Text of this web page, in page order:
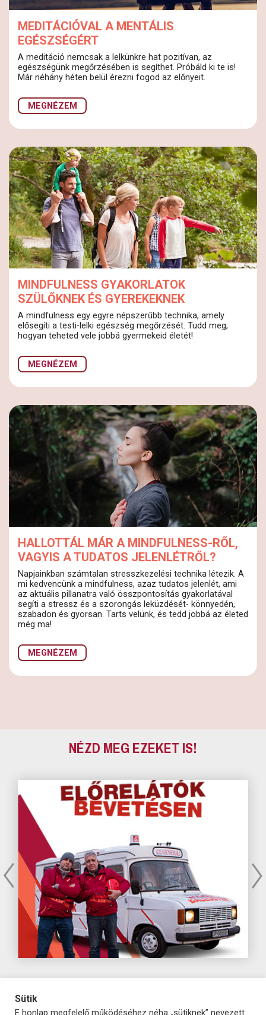
MEDITÁCIÓVAL A MENTÁLIS
EGÉSZSÉGÉRT
A meditáció nemcsak a lelkünkre hat pozitívan, az
egészségünk megőrzésében is segíthet. Próbáld ki te is!
Már néhány héten belül érezni fogod az előnyeit.
MEGNÉZEM
MINDFULNESS GYAKORLATOK
SZÜLŐKNEK ÉS GYEREKEKNEK
A mindfulness egy egyre népszerűbb technika, amely
elősegíti a testi-lelki egészség megőrzését. Tudd meg,
hogyan teheted vele jobbá gyermekeid életét!
MEGNÉZEM
HALLOTTÁL MÁR A MINDFULNESS-RŐL,
VAGYIS A TUDATOS JELENLÉTRŐL?
Napjainkban számtalan stresszkezelési technika létezik. A
mi kedvencünk a mindfulness, azaz tudatos jelenlét, ami
az aktuális pillanatra való összpontosítás gyakorlatával
segíti a stressz és a szorongás leküzdését- könnyedén,
szabadon és gyorsan. Tarts velünk, és tedd jobbá az életed
még ma!
MEGNÉZEM
NÉZD MEG EZEKET IS!
Sütik
E honlap megfelelő működéséhez néha „sütiknek” nevezett